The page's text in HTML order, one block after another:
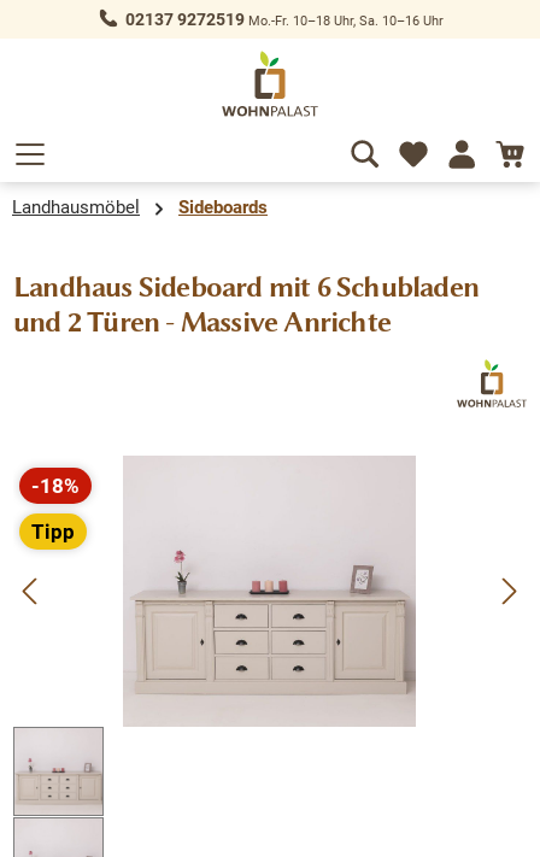
springen 02137 9272519Mo.-Fr. 10–18 Uhr, Sa. 10–16 Uhr
Landhausmöbel Sideboards
Landhaus Sideboard mit 6 Schubladen
und 2 Türen - Massive Anrichte
Bildergalerie überspringen
-18%
Rabatt
Tipp